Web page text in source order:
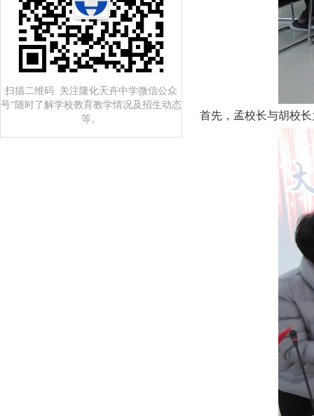
扫描二维码 关注隆化天卉中学微信公众
号“随时了解学校教育教学情况及招生动态
等。
首先，孟校长与胡校